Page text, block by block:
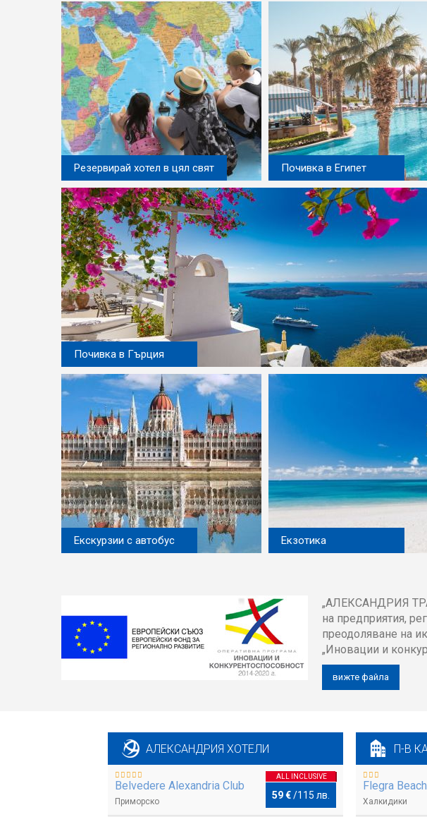
Резервирай хотел в цял свят Почивка в Египет
Почивка в Гърция
Екскурзии с автобус Екзотика
„АЛЕКСАНДРИЯ
на предприятия,
преодоляване на
„Иновации и
вижте файла
АЛЕКСАНДРИЯ ХОТЕЛИ
Belvedere Alexandria Club
Приморско
ALL INCLUSIVE
59 € / 115 лв.
П-В
Flegra Beach
Халкидики